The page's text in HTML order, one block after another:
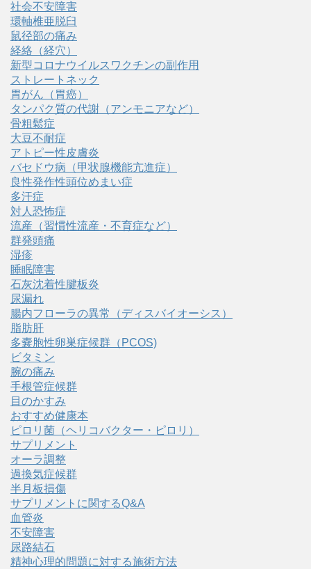
社会不安障害
環軸椎亜脱臼
鼠径部の痛み
経絡（経穴）
新型コロナウイルスワクチンの副作用
ストレートネック
胃がん（胃癌）
タンパク質の代謝（アンモニアなど）
骨粗鬆症
大豆不耐症
アトピー性皮膚炎
バセドウ病（甲状腺機能亢進症）
良性発作性頭位めまい症
多汗症
対人恐怖症
流産（習慣性流産・不育症など）
群発頭痛
湿疹
睡眠障害
石灰沈着性腱板炎
尿漏れ
腸内フローラの異常（ディスバイオーシス）
脂肪肝
多嚢胞性卵巣症候群（PCOS)
ビタミン
腕の痛み
手根管症候群
目のかすみ
おすすめ健康本
ピロリ菌（ヘリコバクター・ピロリ）
サプリメント
オーラ調整
過換気症候群
半月板損傷
サプリメントに関するQ&A
血管炎
不安障害
尿路結石
精神心理的問題に対する施術方法